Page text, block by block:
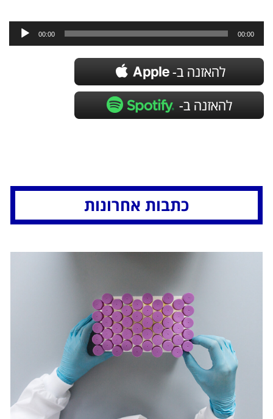
נגן
אודיו 00:00 00:00
כתבות אחרונות